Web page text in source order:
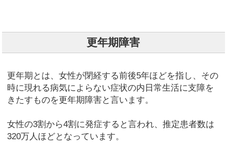
更年期障害
更年期とは、女性が閉経する前後5年ほどを指し、その
時に現れる病気によらない症状の内日常生活に支障を
きたすものを更年期障害と言います。
女性の3割から4割に発症すると言われ、推定患者数は
320万人ほどとなっています。